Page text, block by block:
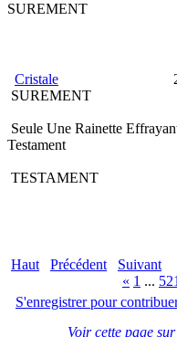
SUREMENT
Cristale
SUREMENT
Seule Une Rainette
Testament
TESTAMENT
Haut Précédent
Suivant
« 1 ... 521
S'enregistrer pour
Voir cette page